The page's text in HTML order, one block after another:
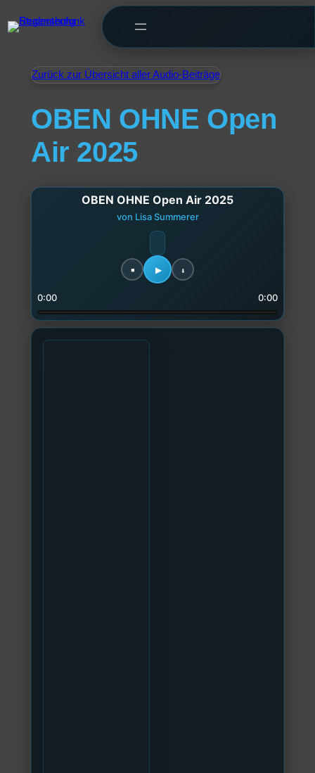
Zurück zur Übersicht aller Audio-Beiträge
OBEN OHNE Open
Air 2025
OBEN OHNE Open Air 2025
von Lisa Summerer
0:00 0:00